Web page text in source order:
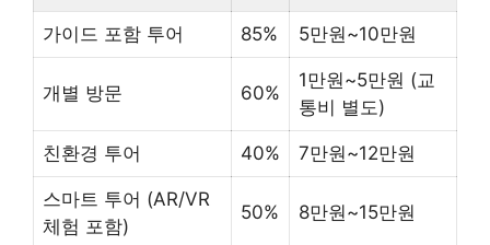
가이드 포함 투어 85% 5만원~10만원
개별 방문 60%
1만원~5만원 (교
통비 별도)
친환경 투어 40% 7만원~12만원
스마트 투어 (AR/VR
체험 포함)
50% 8만원~15만원